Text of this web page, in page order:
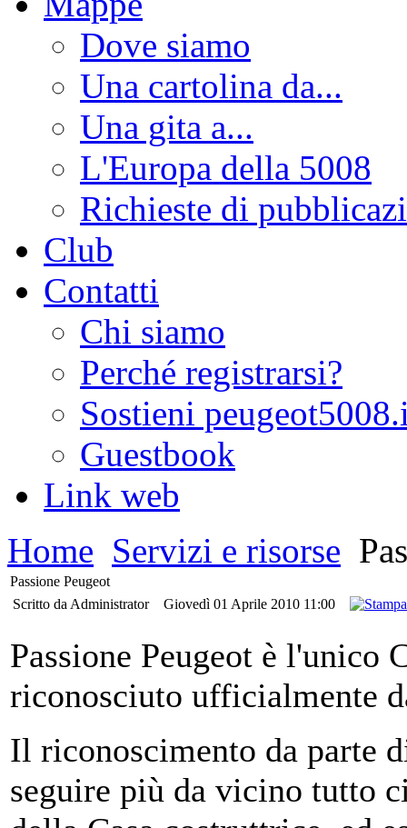
Dove siamo
Una cartolina da...
Una gita a...
L'Europa della 5008
Richieste di
Club
Contatti
Chi siamo
Perché registrarsi?
Sostieni
Guestbook
Link web
Home Servizi e risorse
Passione Peugeot
Scritto da Administrator
Giovedì 01 Aprile 2010 11:00
Passione Peugeot è l'unico
riconosciuto ufficialmente
Il riconoscimento da parte
seguire più da vicino tutto